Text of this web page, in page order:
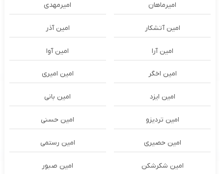
امیرماهان امیرمهدی
امین آتشکار امین آذر
امین آرا امین آوا
امین اخگر امین امیری
امین ایزد امین بانی
امین تردیزو امین حسنی
امین حصیری امین رستمی
امین شکرشکن امین صبور